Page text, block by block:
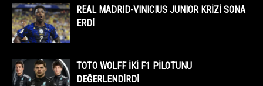
REAL MADRID-VINICIUS JUNIOR KRİZİ SONA
ERDİ
TOTO WOLFF İKİ F1 PİLOTUNU
DEĞERLENDİRDİ